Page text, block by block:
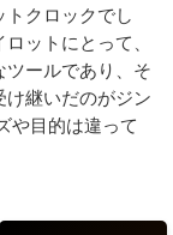
クロックでし
ットにとって、
ツールであり、そ
継いだのがジン
や目的は違って